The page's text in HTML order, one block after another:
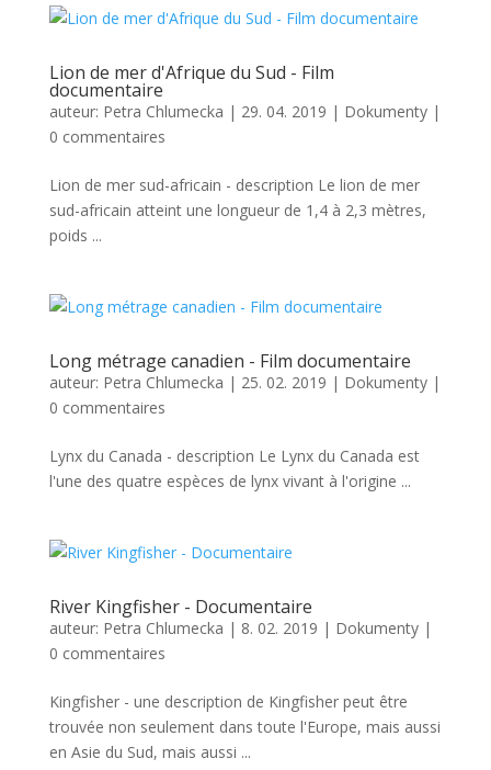
Lion de mer d'Afrique du Sud - Film
documentaire
auteur: Petra Chlumecka | 29. 04. 2019 | Dokumenty|
0 commentaires
Lion de mer sud-africain - description Le lion de mer
sud-africain atteint une longueur de 1,4 à 2,3 mètres,
poids ...
Long métrage canadien - Film documentaire
auteur: Petra Chlumecka | 25. 02. 2019 | Dokumenty|
0 commentaires
Lynx du Canada - description Le Lynx du Canada est
l'une des quatre espèces de lynx vivant à l'origine ...
River Kingfisher - Documentaire
auteur: Petra Chlumecka | 8. 02. 2019 | Dokumenty|
0 commentaires
Kingfisher - une description de Kingfisher peut être
trouvée non seulement dans toute l'Europe, mais aussi
en Asie du Sud, mais aussi ...